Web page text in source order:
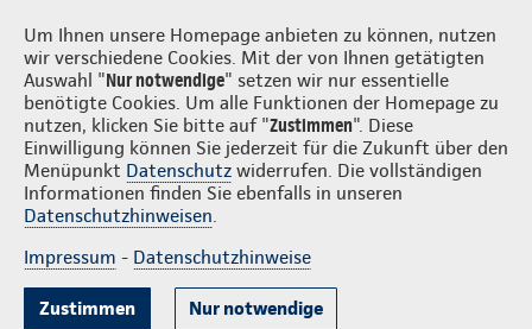
Um Ihnen unsere Homepage anbieten zu können, nutzen
wir verschiedene Cookies. Mit der von Ihnen getätigten
Auswahl "Nur notwendige" setzen wir nur essentielle
benötigte Cookies. Um alle Funktionen der Homepage zu
nutzen, klicken Sie bitte auf "Zustimmen". Diese
Einwilligung können Sie jederzeit für die Zukunft über den
Menüpunkt Datenschutz widerrufen. Die vollständigen
Informationen finden Sie ebenfalls in unseren
Datenschutzhinweisen.
Impressum - Datenschutzhinweise
Zustimmen Nur notwendige
M. Wirtz & S. Yasar Login
Gute Gründe Tarife & Leistungen Wissenswertes Beratung &